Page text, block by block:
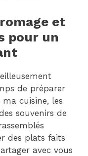
et
pour un
de préparer
cuisine, les
souvenirs de
des plats faits
avec vous